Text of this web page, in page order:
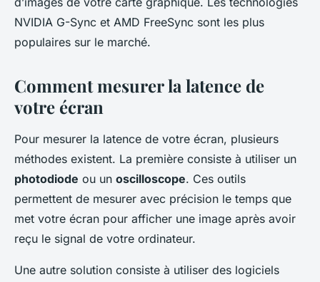
NVIDIA G-Sync et AMD FreeSync sont les plus
populaires sur le marché.
Comment mesurer la latence de
votre écran
Pour mesurer la latence de votre écran, plusieurs
méthodes existent. La première consiste à utiliser un
photodiode ou un oscilloscope. Ces outils
permettent de mesurer avec précision le temps que
met votre écran pour afficher une image après avoir
reçu le signal de votre ordinateur.
Une autre solution consiste à utiliser des logiciels